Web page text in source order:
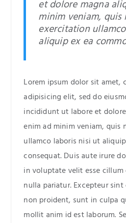
et dolore magna
minim veniam, quis
exercitation
aliquip ex ea
Lorem ipsum dolor sit amet,
adipisicing elit, sed do
incididunt ut labore et
enim ad minim veniam, quis
ullamco laboris nisi ut
consequat. Duis aute irure
in voluptate velit esse
nulla pariatur. Excepteur
non proident, sunt in culpa
mollit anim id est laborum.